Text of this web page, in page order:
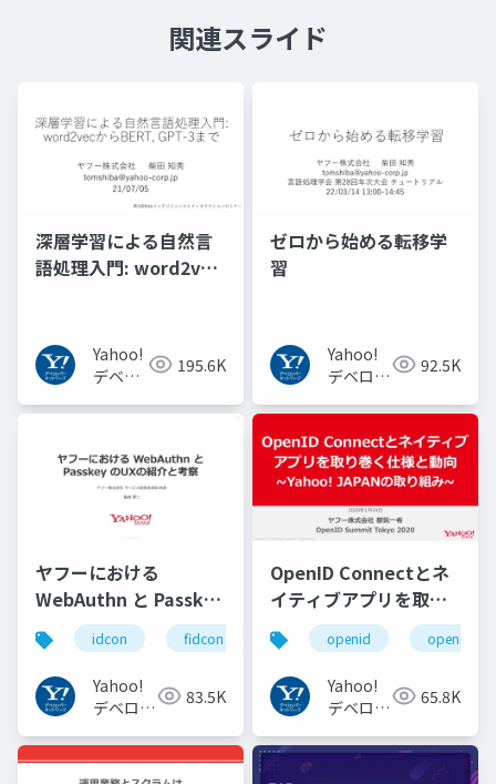
関連スライド
深層学習による自然言
語処理入門: word2vec
Yahoo!
デベロ
ネット
195.6K
ゼロから始める転移学
習
Yahoo!
デベロッ
トワーク
92.5K
ヤフーにおける
WebAuthn と Passkey
の UX の紹介と考察
#idcon #fidcon
idcon fidcon
Yahoo!
デベロッ
トワーク
83.5K
OpenID Connectとネ
イティブアプリを取り
巻く仕様と動向 Yahoo!
JAPANの取り組み
#openid
#openid_tokyo
openid
Yahoo!
デベロッ
トワーク
65.8K